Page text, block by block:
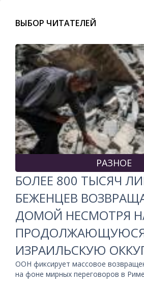
ВЫБОР ЧИТАТЕЛЕЙ
РАЗНОЕ
БОЛЕЕ 800 ТЫСЯЧ
БЕЖЕНЦЕВ
ДОМОЙ НЕСМОТРЯ
ИЗРАИЛЬСКУЮ
ООН фиксирует массовое
на фоне мирных переговоров в Риме